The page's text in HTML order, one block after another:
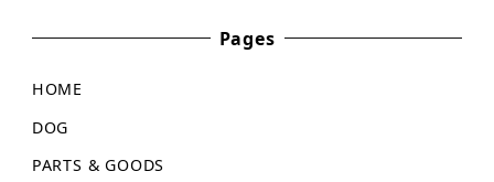
Pages
HOME
DOG
PARTS & GOODS